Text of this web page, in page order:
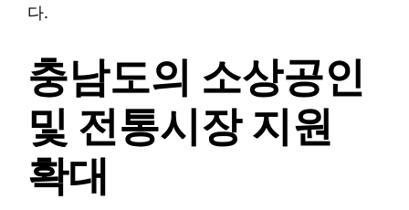
다.
충남도의 소상공인
및 전통시장 지원
확대